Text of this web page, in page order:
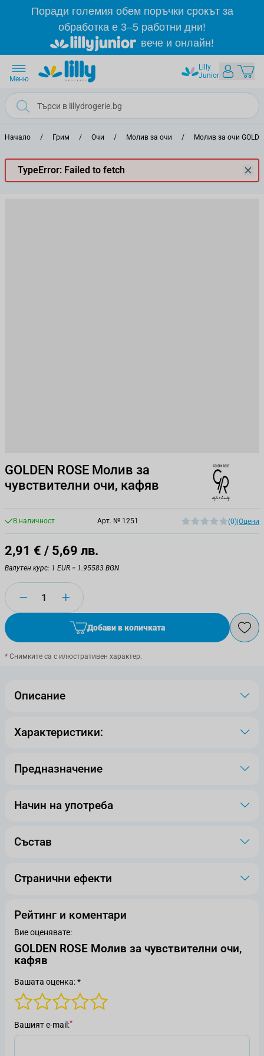
Прескачане към съдържанието
Поради големия обем поръчки срокът за
обработка е 3–5 работни дни!
вече и онлайн!
Lilly
Junior
Меню
Начало / Грим / Очи / Молив за очи / Молив за очи
TypeError: Failed to fetch
GOLDEN ROSE Молив за
чувствителни очи, кафяв
В наличност Арт. № 1251 (0)|Оцени
2,91 € / 5,69 лв.
Валутен курс: 1 EUR = 1.95583 BGN
Количество
Добави в количката
* Снимките са с илюстративен характер.
Описание
Характеристики:
Предназначение
Начин на употреба
Състав
Странични ефекти
Рейтинг и коментари
Вие оценявате:
GOLDEN ROSE Молив за чувствителни очи,
кафяв
Вашата оценка: *
Вашият е-mail